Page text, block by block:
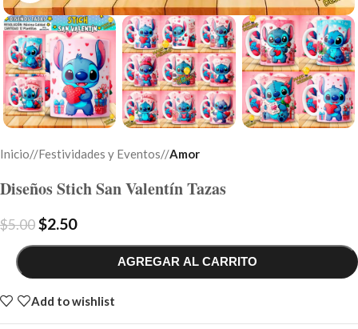
Inicio/ Festividades y Eventos/ Amor
Diseños Stich San Valentín Tazas
$5.00$2.50
AGREGAR AL CARRITO
Add to wishlist